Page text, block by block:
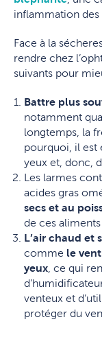
inflammation des
Face à la
rendre chez
suivants pour
Battre plus
notamment
longtemps, la
pourquoi, il est
yeux et, donc,
Les larmes
acides gras
secs et au
de ces
L’air chaud et
comme le
yeux , ce qui
venteux et
protéger du